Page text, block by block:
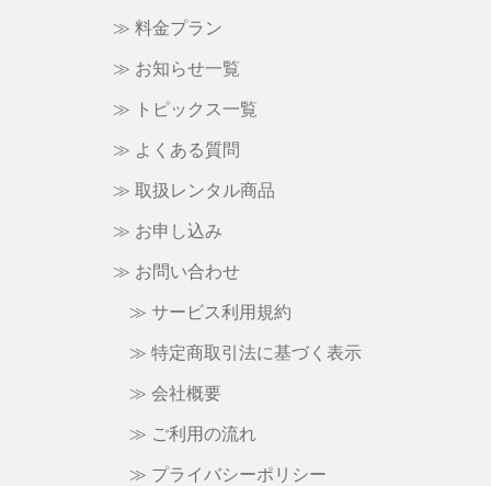
≫ 料金プラン
≫ お知らせ一覧
≫ トピックス一覧
≫ よくある質問
≫ 取扱レンタル商品
≫ お申し込み
≫ お問い合わせ
≫ サービス利用規約
≫ 特定商取引法に基づく表示
≫ 会社概要
≫ ご利用の流れ
≫ プライバシーポリシー